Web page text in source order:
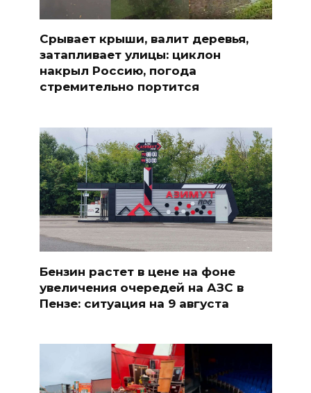
Срывает крыши, валит деревья,
затапливает улицы: циклон
накрыл Россию, погода
стремительно портится
Бензин растет в цене на фоне
увеличения очередей на АЗС в
Пензе: ситуация на 9 августа